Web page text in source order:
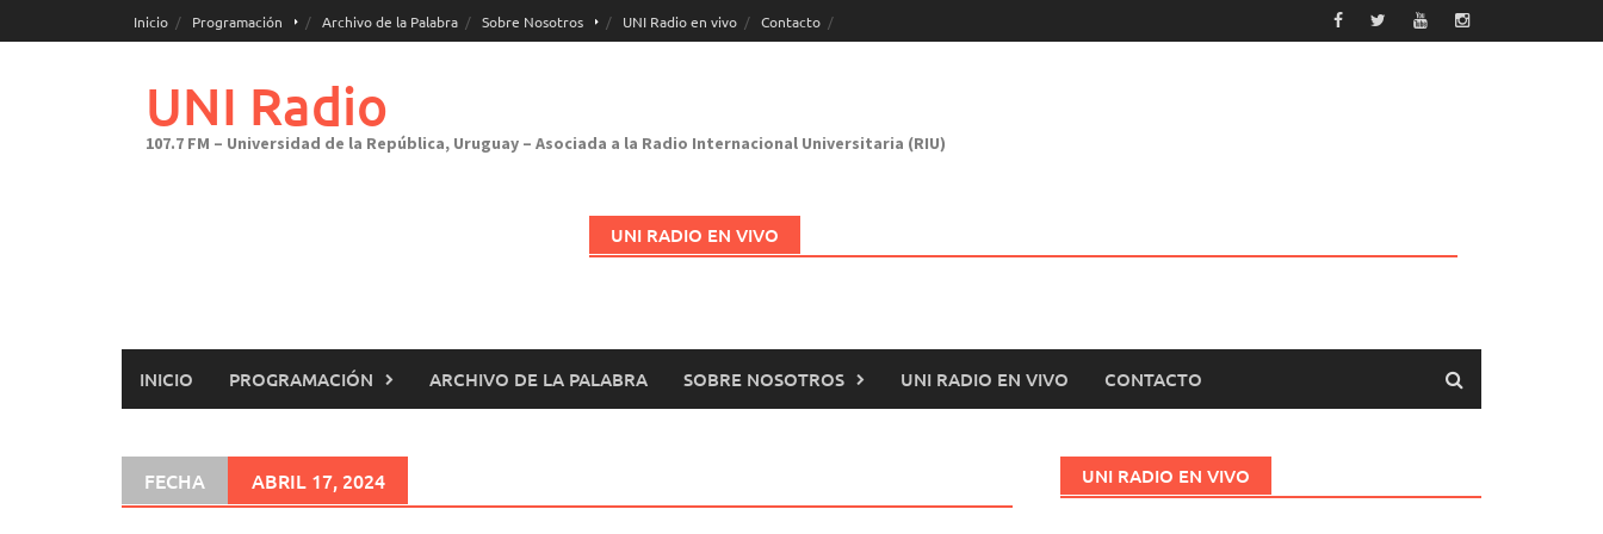
al
Inicio Programación Archivo de la Palabra Sobre Nosotros UNI Radio en vivo Contacto
UNI Radio
107.7 FM – Universidad de la República, Uruguay – Asociada a la Radio Internacional Universitaria (RIU)
UNI RADIO EN VIVO
INICIO PROGRAMACIÓN ARCHIVO DE LA PALABRA SOBRE NOSOTROS UNI RADIO EN VIVO CONTACTO
FECHA ABRIL 17, 2024 UNI RADIO EN VIVO